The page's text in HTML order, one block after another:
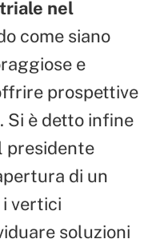
nel
come siano
e
prospettive
Si è detto infine
presidente
di un
vertici
soluzioni